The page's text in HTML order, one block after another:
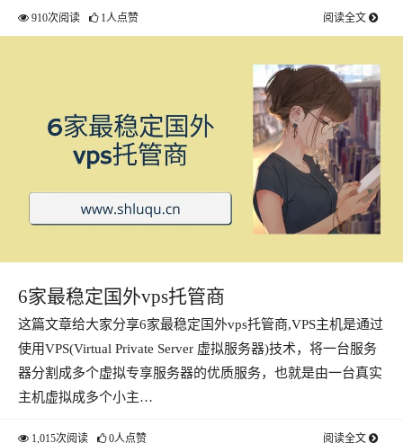
910次阅读 1人点赞 阅读全文
6家最稳定国外vps托管商
这篇文章给大家分享6家最稳定国外vps托管商,VPS主机是通过
使用VPS(Virtual Private Server 虚拟服务器)技术，将一台服务
器分割成多个虚拟专享服务器的优质服务，也就是由一台真实
主机虚拟成多个小主…
1,015次阅读 0人点赞 阅读全文